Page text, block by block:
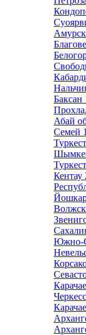
Баксан
Абай
Семей
Кентау
Волжск
Южно-